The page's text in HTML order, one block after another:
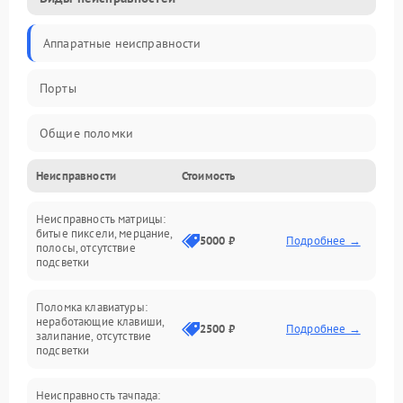
Аппаратные неисправности
Порты
Общие поломки
Устройства
Программные ошибки
Электрические и системные сбои
Интерфейсные проблемы
Батарея
Неисправности Стоимость
Неисправность матрицы:
битые пиксели, мерцание,
полосы, отсутствие
подсветки
5000 ₽ Подробнее →
Поломка клавиатуры:
неработающие клавиши,
залипание, отсутствие
подсветки
2500 ₽ Подробнее →
Неисправность тачпада: